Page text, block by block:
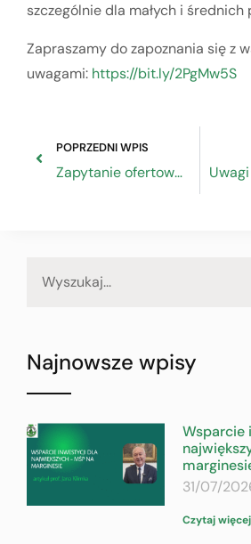
szczególnie dla małych i
Zapraszamy do zapoznania się z
uwagami: https://bit.ly/2PgMw5S
POPRZEDNI WPIS
Zapytanie ofertowe na przygotowanie ekspertyzy nt. „Projekt ustawy – zmieniającej ustawę o podatku dochodowym od osób fizycznych oraz ustawę o zmianie ustawy o podatku dochodowym od osób fizycznych oraz niektórych innych ustaw – ocena projektowanych regulacji prawnych”
Najnowsze wpisy
Wsparcie
31/07/
Czytaj więcej